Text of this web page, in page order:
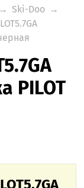
→ Ski-Doo →
PILOT